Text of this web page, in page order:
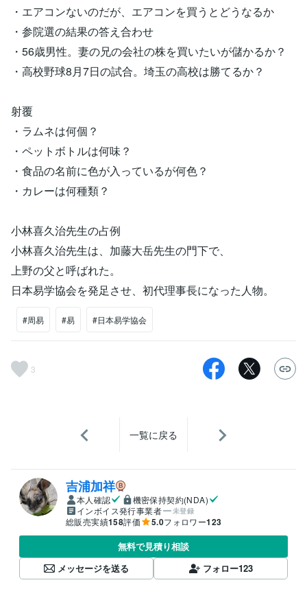
・エアコンないのだが、エアコンを買うとどうなるか
・参院選の結果の答え合わせ
・56歳男性。妻の兄の会社の株を買いたいが儲かるか？
・高校野球8月7日の試合。埼玉の高校は勝てるか？
射覆
・ラムネは何個？
・ペットボトルは何味？
・食品の名前に色が入っているが何色？
・カレーは何種類？
小林喜久治先生の占例
小林喜久治先生は、加藤大岳先生の門下で、
上野の父と呼ばれた。
日本易学協会を発足させ、初代理事長になった人物。
#周易 #易 #日本易学協会
3
一覧に戻る
吉浦加祥
本人確認
機密保持契約(NDA)
インボイス発行事業者
未登録
総販売実績158評価 5.0フォロワー123
無料で見積り相談
メッセージを送る
フォロー123